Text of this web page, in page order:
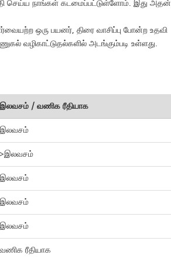
செய்ய நாங்கள் கடமைப்பட்டுள்ளோம். இது அதன்
ஒரு பயனர், திரை வாசிப்பு போன்ற உதவி
வழிகாட்டுதல்களில் அடங்கும்படி உள்ளது.
இலவசம் / வணிக ரீதியாக
இலவசம்
>இலவசம்
இலவசம்
இலவசம்
இலவசம்
வணிக ரீதியாக